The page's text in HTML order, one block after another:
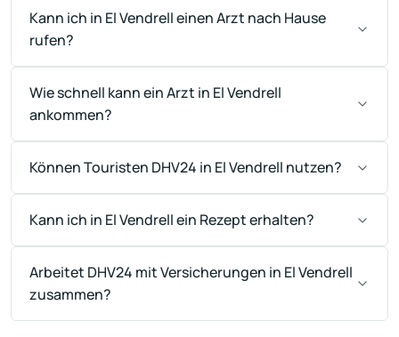
Kann ich in El Vendrell einen Arzt nach Hause
rufen?
Wie schnell kann ein Arzt in El Vendrell
ankommen?
Können Touristen DHV24 in El Vendrell nutzen?
Kann ich in El Vendrell ein Rezept erhalten?
Arbeitet DHV24 mit Versicherungen in El Vendrell
zusammen?